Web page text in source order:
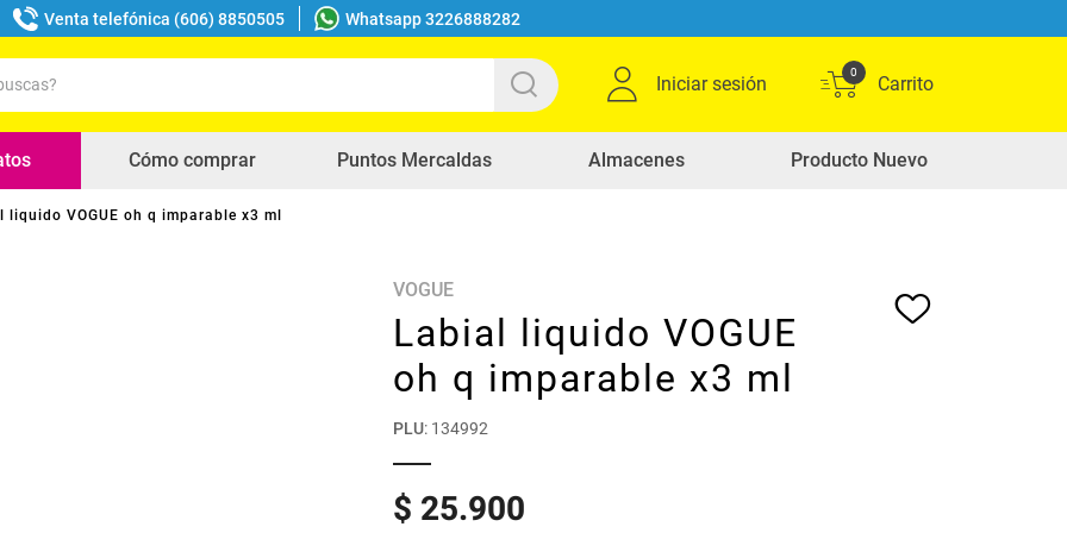
Venta telefónica (606) 8850505 Whatsapp 3226888282
Iniciar sesión
0
Cómo comprar Puntos Mercaldas Almacenes Producto Nuevo
liquido VOGUE oh q imparable x3 ml
VOGUE
Labial liquido VOGUE
oh q imparable x3 ml
PLU: 134992
$ 25.900
buscados